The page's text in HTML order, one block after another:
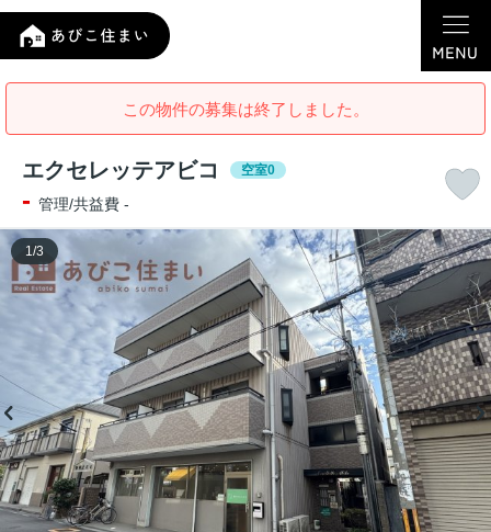
この物件の募集は終了しました。
エクセレッテアビコ 空室0
- 管理/共益費 -
1 /3